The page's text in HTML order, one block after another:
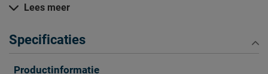
Extra hoge kwaliteit waardoor het langer meegaat
Zo blijft Matras Emma Original Classic lang mooi (en
Lees meer
Specificaties
Productinformatie